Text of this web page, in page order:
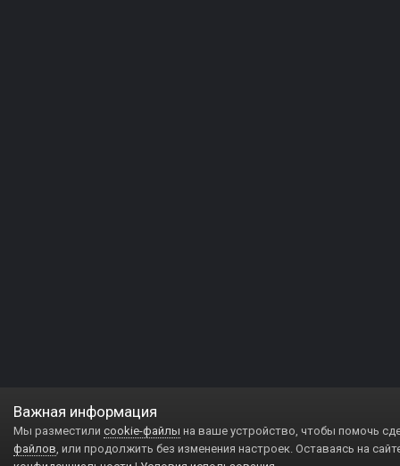
Важная информация
Мы разместили cookie-файлы на ваше устройство, чтобы помочь
файлов, или продолжить без изменения настроек. Оставаясь на